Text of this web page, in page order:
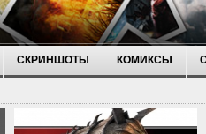
СКРИНШОТЫ КОМИКСЫ